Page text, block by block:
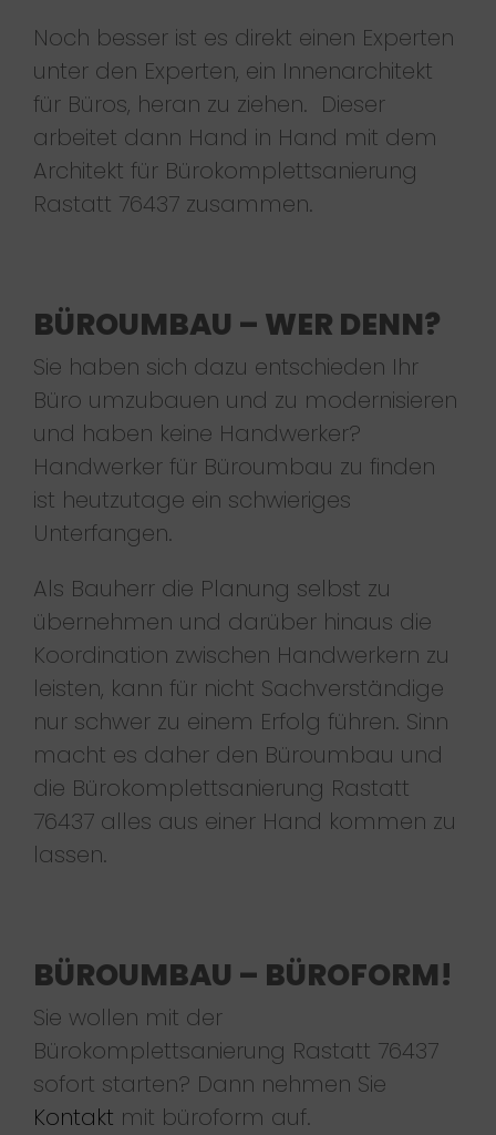
Noch besser ist es direkt einen Experten
unter den Experten, ein Innenarchitekt
für Büros, heran zu ziehen. Dieser
arbeitet dann Hand in Hand mit dem
Architekt für Bürokomplettsanierung
Rastatt 76437 zusammen.
BÜROUMBAU – WER DENN?
Sie haben sich dazu entschieden Ihr
Büro umzubauen und zu modernisieren
und haben keine Handwerker?
Handwerker für Büroumbau zu finden
ist heutzutage ein schwieriges
Unterfangen.
Als Bauherr die Planung selbst zu
übernehmen und darüber hinaus die
Koordination zwischen Handwerkern zu
leisten, kann für nicht Sachverständige
nur schwer zu einem Erfolg führen. Sinn
macht es daher den Büroumbau und
die Bürokomplettsanierung Rastatt
76437 alles aus einer Hand kommen zu
lassen.
BÜROUMBAU – BÜROFORM!
Sie wollen mit der
Bürokomplettsanierung Rastatt 76437
sofort starten? Dann nehmen Sie
Kontakt mit büroform auf.